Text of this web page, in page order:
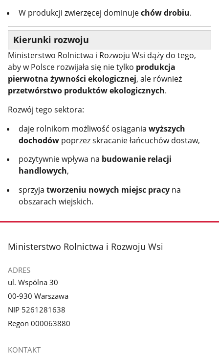
W produkcji zwierzęcej dominujechów drobiu.
Kierunki rozwoju
Ministerstwo Rolnictwa i Rozwoju Wsi dąży do tego,
aby w Polsce rozwijała się nie tylko produkcja
pierwotna żywności ekologicznej, ale również
przetwórstwo produktów ekologicznych.
Rozwój tego sektora:
daje rolnikom możliwość osiąganiawyższych
dochodów poprzez skracanie łańcuchów dostaw,
pozytywnie wpływa na budowanie relacji
handlowych,
sprzyjatworzeniu nowych miejsc pracy na
obszarach wiejskich.
stopka
Ministerstwo Rolnictwa i Rozwoju Wsi
ADRES
ul. Wspólna 30
00-930 Warszawa
NIP 5261281638
Regon 000063880
KONTAKT